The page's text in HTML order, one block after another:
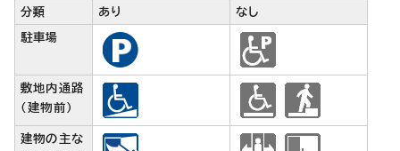
分類 あり なし
駐車場
敷地内通路
（建物前）
建物の主な